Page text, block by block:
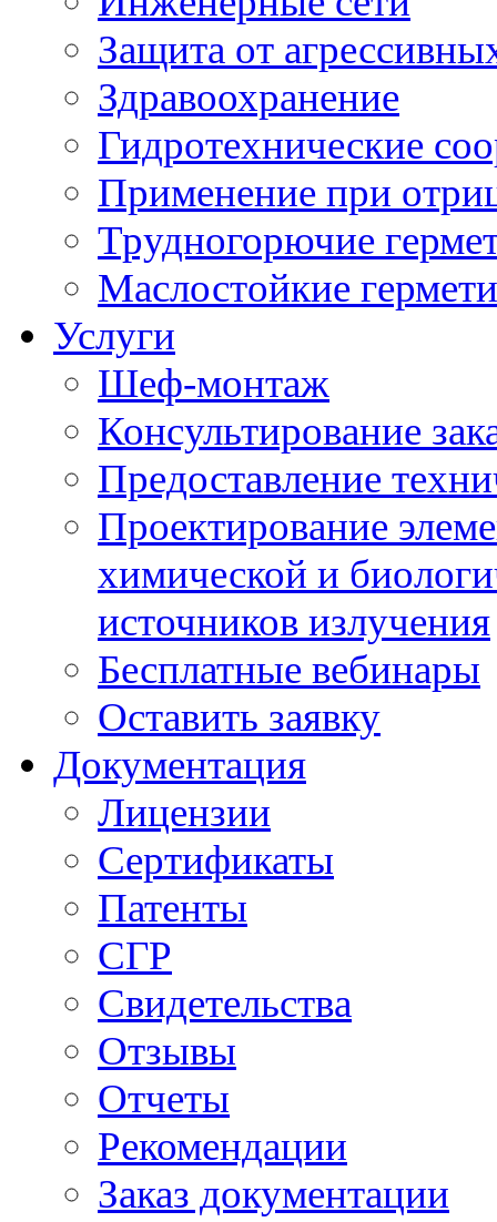
Защита от
Здравоохранение
Гидротехнические
Применение при
Трудногорючие
Маслостойкие
Услуги
Шеф-монтаж
Консультирование
Предоставление
Проектирование
химической и
источников излучения
Бесплатные вебинары
Оставить заявку
Документация
Лицензии
Сертификаты
Патенты
СГР
Свидетельства
Отзывы
Отчеты
Рекомендации
Заказ документации